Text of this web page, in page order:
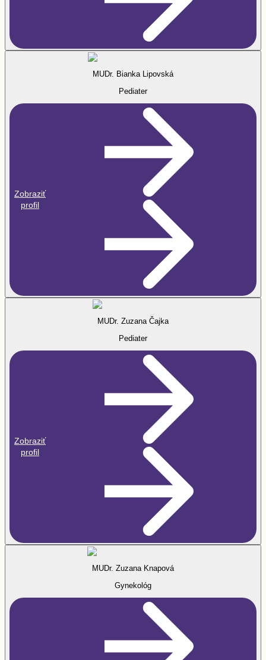
MUDr. Bianka Lipovská
Pediater
Zobraziť
profil
MUDr. Zuzana Čajka
Pediater
Zobraziť
profil
MUDr. Zuzana Knapová
Gynekológ